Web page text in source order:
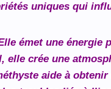
uniques qui
émet une énergie
elle crée une
aide à